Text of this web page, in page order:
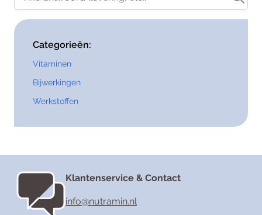
Categorieën:
Vitaminen
Bijwerkingen
Werkstoffen
Klantenservice & Contact
info@nutramin.nl